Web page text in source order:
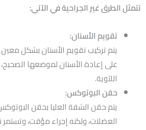
تتمثل الطرق غير الجراحية في الآتي:
تقويم الأسنان:
يتم تركيب تقويم الأسنان بشكل
على إعادة الأسنان لموضعها الصحيح،
اللثوية.
حقن البوتوكس:
يتم حقن الشفة العليا بحقن
العضلات، ولكنه إجراء مؤقت،